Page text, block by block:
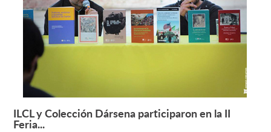
Leer más +
ILCL y Colección Dársena participaron en la II
Feria...